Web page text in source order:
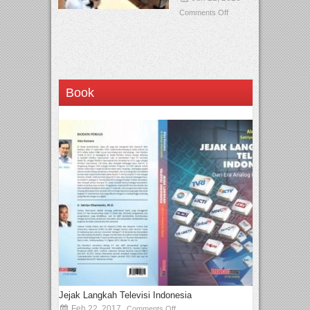
Comments Off
Book
Jejak Langkah Televisi Indonesia